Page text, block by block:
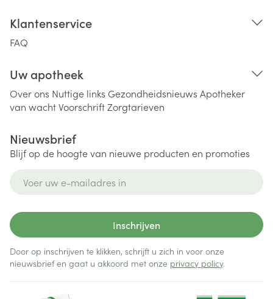
Klantenservice
FAQ
Uw apotheek
Over ons Nuttige links Gezondheidsnieuws Apotheker
van wachtVoorschriftZorgtarieven
Nieuwsbrief
Blijf op de hoogte van nieuwe producten en promoties
Inschrijven
Door op inschrijven te klikken, schrijft u zich in voor onze
nieuwsbrief en gaat u akkoord met onze privacy policy.